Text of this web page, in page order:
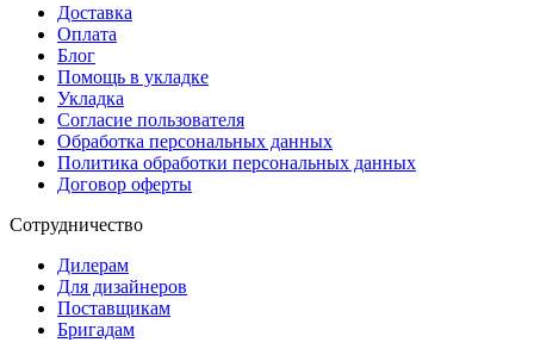
Доставка
Оплата
Блог
Помощь в укладке
Укладка
Согласие пользователя
Обработка персональных данных
Политика обработки персональных данных
Договор оферты
Сотрудничество
Дилерам
Для дизайнеров
Поставщикам
Бригадам